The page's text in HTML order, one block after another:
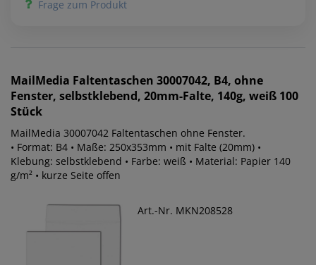
Frage zum Produkt
MailMedia Faltentaschen 30007042, B4, ohne
Fenster, selbstklebend, 20mm-Falte, 140g, weiß 100
Stück
MailMedia 30007042 Faltentaschen ohne Fenster.
• Format: B4 • Maße: 250x353mm • mit Falte (20mm) •
Klebung: selbstklebend • Farbe: weiß • Material: Papier 140
g/m² • kurze Seite offen
Art.-Nr. MKN208528